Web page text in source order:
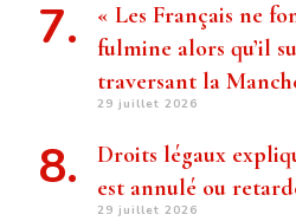
« Les Français ne
fulmine alors qu’il
traversant la
29 juillet 2026
Droits légaux
est annulé ou
29 juillet 2026